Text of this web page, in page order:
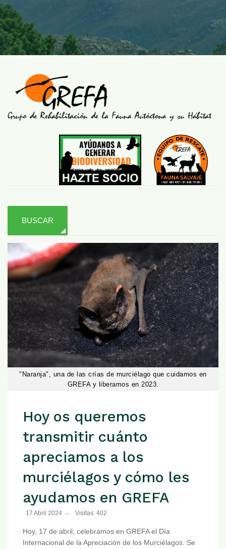
BUSCAR
"Naranja", una de las crías de murciélago que cuidamos en
GREFA y liberamos en 2023.
Hoy os queremos
transmitir cuánto
apreciamos a los
murciélagos y cómo les
ayudamos en GREFA
17 Abril 2024 Visitas: 402
Hoy, 17 de abril, celebramos en GREFA el Día
Internacional de la Apreciación de los Murciélagos. Se